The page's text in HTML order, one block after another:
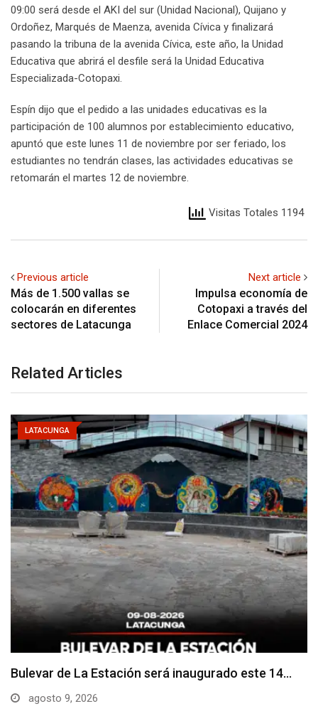
09:00 será desde el AKI del sur (Unidad Nacional), Quijano y
Ordoñez, Marqués de Maenza, avenida Cívica y finalizará
pasando la tribuna de la avenida Cívica, este año, la Unidad
Educativa que abrirá el desfile será la Unidad Educativa
Especializada-Cotopaxi.
Espín dijo que el pedido a las unidades educativas es la
participación de 100 alumnos por establecimiento educativo,
apuntó que este lunes 11 de noviembre por ser feriado, los
estudiantes no tendrán clases, las actividades educativas se
retomarán el martes 12 de noviembre.
Visitas Totales 1194
Previous article
Más de 1.500 vallas se
colocarán en diferentes
sectores de Latacunga
Next article
Impulsa economía de
Cotopaxi a través del
Enlace Comercial 2024
Related Articles
LATACUNGA
Adoquines levantados generan preocupación en
dos vías de…